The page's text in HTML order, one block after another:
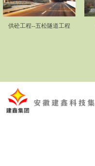
供砼工程--五松隧道工程